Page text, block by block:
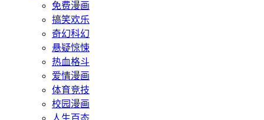
免费漫画
搞笑欢乐
奇幻科幻
悬疑惊悚
热血格斗
爱情漫画
体育竞技
校园漫画
人生百态